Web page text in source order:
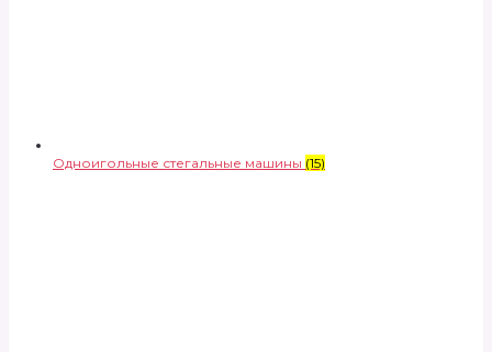
Одноигольные стегальные машины (15)